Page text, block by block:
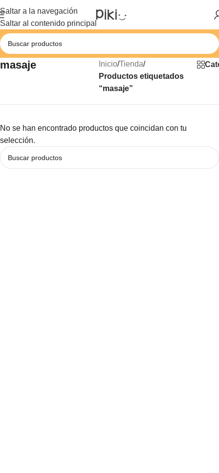
Saltar a la navegación
Saltar al contenido principal
masaje Inicio/Tienda/
Productos etiquetados
“masaje”
No se han encontrado productos que coincidan con tu
selección.